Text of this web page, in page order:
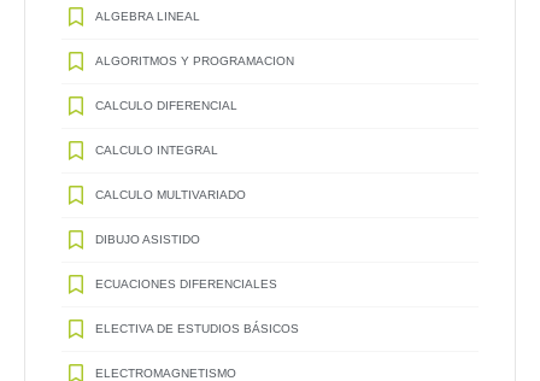
ALGEBRA LINEAL
ALGORITMOS Y PROGRAMACION
CALCULO DIFERENCIAL
CALCULO INTEGRAL
CALCULO MULTIVARIADO
DIBUJO ASISTIDO
ECUACIONES DIFERENCIALES
ELECTIVA DE ESTUDIOS BÁSICOS
ELECTROMAGNETISMO